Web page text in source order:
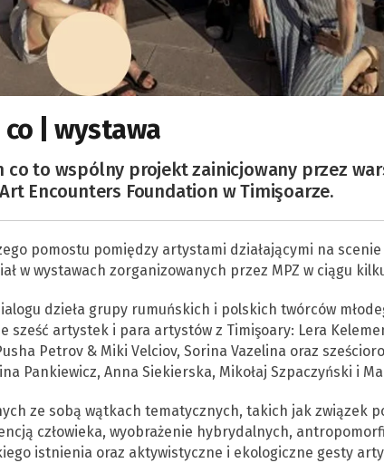
co | wystawa
co to wspólny projekt zainicjowany przez
Encounters Foundation w Timişoarze.
pomostu pomiędzy artystami działającymi na
w wystawach zorganizowanych przez MPZ w ciągu
dzieła grupy rumuńskich i polskich twórców
sześć artystek i para artystów z Timişoary: Lera
Petrov & Miki Velciov, Sorina Vazelina oraz
Pankiewicz, Anna Siekierska, Mikołaj Szpaczyński i
ze sobą wątkach tematycznych, takich jak związek
człowieka, wyobrażenie hybrydalnych,
istnienia oraz aktywistyczne i ekologiczne gesty